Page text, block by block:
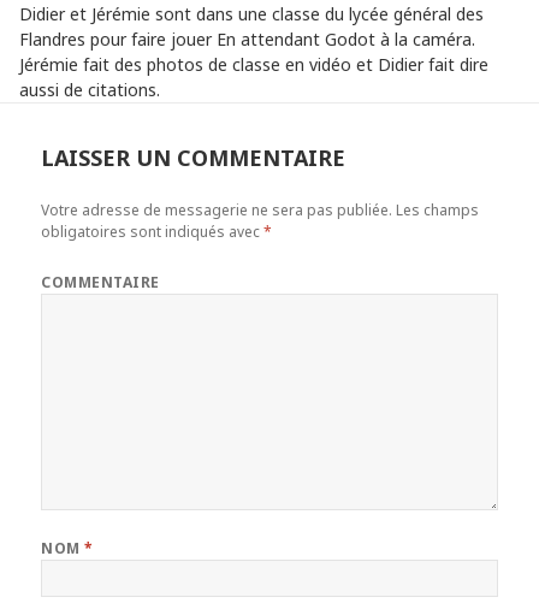
Didier et Jérémie sont dans une classe du lycée général des
Flandres pour faire jouer En attendant Godot à la caméra.
Jérémie fait des photos de classe en vidéo et Didier fait dire
aussi de citations.
LAISSER UN COMMENTAIRE
Votre adresse de messagerie ne sera pas publiée. Les champs
obligatoires sont indiqués avec*
COMMENTAIRE
NOM*